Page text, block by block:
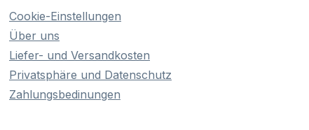
Cookie-Einstellungen
Über uns
Liefer- und Versandkosten
Privatsphäre und Datenschutz
Zahlungsbedinungen